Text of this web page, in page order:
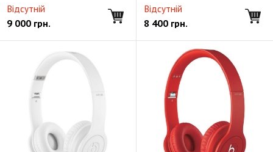
Відсутній
9 000 грн.
Відсутній
8 400 грн.